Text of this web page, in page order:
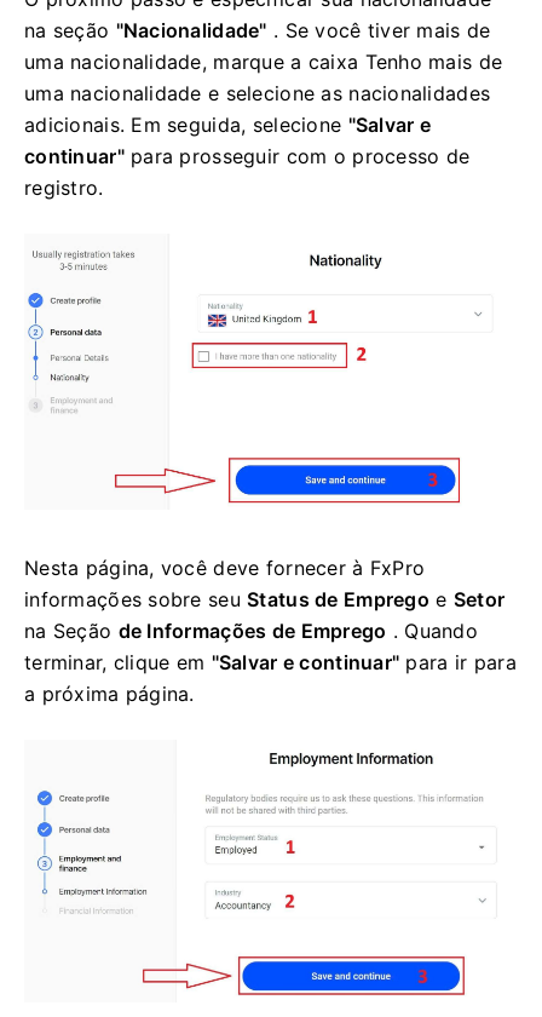
na seção "Nacionalidade" . Se você tiver mais de
uma nacionalidade, marque a caixa Tenho mais de
uma nacionalidade e selecione as nacionalidades
adicionais. Em seguida, selecione "Salvar e
continuar"para prosseguir com o processo de
registro.
Nesta página, você deve fornecer à FxPro
informações sobre seuStatus de Emprego e Setor
na Seção de Informações de Emprego . Quando
terminar, clique em "Salvar e continuar" para ir para
a próxima página.